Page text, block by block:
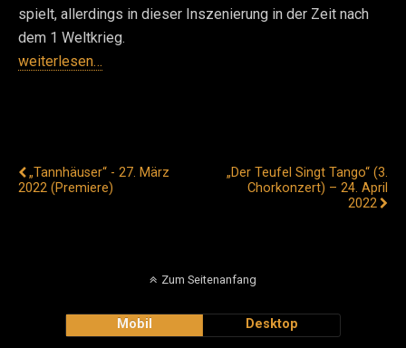
spielt, allerdings in dieser Inszenierung in der Zeit nach
dem 1 Weltkrieg.
weiterlesen…
„Tannhäuser“ - 27. März
2022 (Premiere)
„Der Teufel Singt Tango“ (3.
Chorkonzert) – 24. April
2022
Zum Seitenanfang
Mobil Desktop